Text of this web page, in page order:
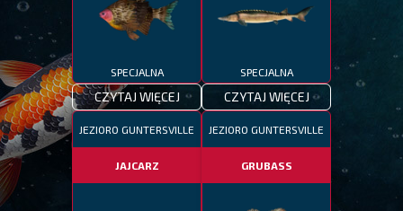
SPECJALNA
CZYTAJ WIĘCEJ
SPECJALNA
CZYTAJ WIĘCEJ
JEZIORO GUNTERSVILLE
JAJCARZ
JEZIORO GUNTERSVILLE
GRUBASS